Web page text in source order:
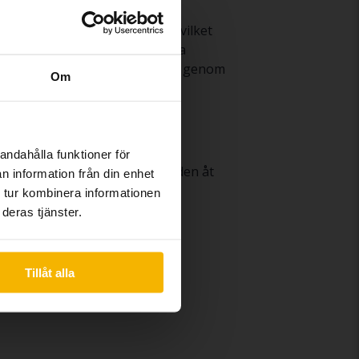
Om
funktioner för
information från din enhet
kombinera informationen
tjänster.
Tillåt alla
GLC till försäljning vilket
är noggrant testad av våra
du vill finansiera ditt köp genom
affären när du säljer din
och marknadsför den åt
Mercedes GLChär.